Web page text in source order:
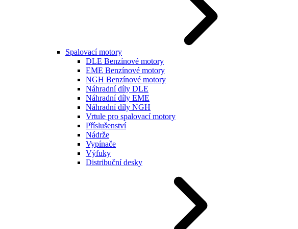
Spalovací motory
DLE Benzínové motory
EME Benzínové motory
NGH Benzínové motory
Náhradní díly DLE
Náhradní díly EME
Náhradní díly NGH
Vrtule pro spalovací motory
Příslušenství
Nádrže
Vypínače
Výfuky
Distribuční desky